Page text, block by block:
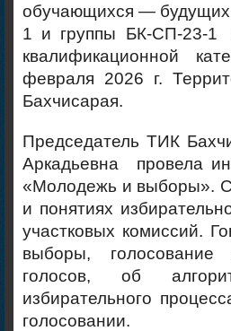
обучающихся — будущих
1 и группы БК-СП-23-
квалификационной
февраля 2026 г.
Бахчисарая.
Председатель ТИК
Аркадьевна провела
«Молодежь и выборы».
и понятиях
участковых комиссий.
выборы, голосование
голосов, об
избирательного
голосовании.